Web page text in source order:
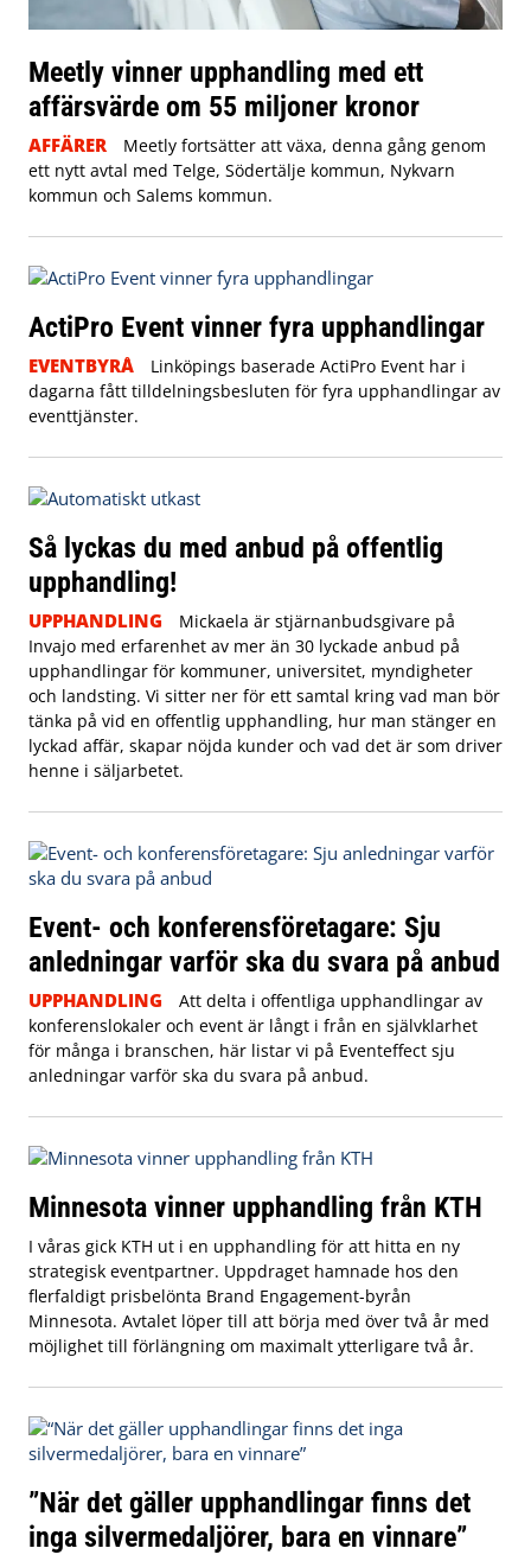
Meetly vinner upphandling med ett
affärsvärde om 55 miljoner kronor
AFFÄRER
Meetly fortsätter att växa, denna gång genom
ett nytt avtal med Telge, Södertälje kommun, Nykvarn
kommun och Salems kommun.
ActiPro Event vinner fyra upphandlingar
EVENTBYRÅ
Linköpings baserade ActiPro Event har i
dagarna fått tilldelningsbesluten för fyra upphandlingar av
eventtjänster.
Så lyckas du med anbud på offentlig
upphandling!
UPPHANDLING
Mickaela är stjärnanbudsgivare på
Invajo med erfarenhet av mer än 30 lyckade anbud på
upphandlingar för kommuner, universitet, myndigheter
och landsting. Vi sitter ner för ett samtal kring vad man bör
tänka på vid en offentlig upphandling, hur man stänger en
lyckad affär, skapar nöjda kunder och vad det är som driver
henne i säljarbetet.
Event- och konferensföretagare: Sju
anledningar varför ska du svara på anbud
UPPHANDLING
Att delta i offentliga upphandlingar av
konferenslokaler och event är långt i från en självklarhet
för många i branschen, här listar vi på Eventeffect sju
anledningar varför ska du svara på anbud.
Minnesota vinner upphandling från KTH
I våras gick KTH ut i en upphandling för att hitta en ny
strategisk eventpartner. Uppdraget hamnade hos den
flerfaldigt prisbelönta Brand Engagement-byrån
Minnesota. Avtalet löper till att börja med över två år med
möjlighet till förlängning om maximalt ytterligare två år.
”När det gäller upphandlingar finns det
inga silvermedaljörer, bara en vinnare”